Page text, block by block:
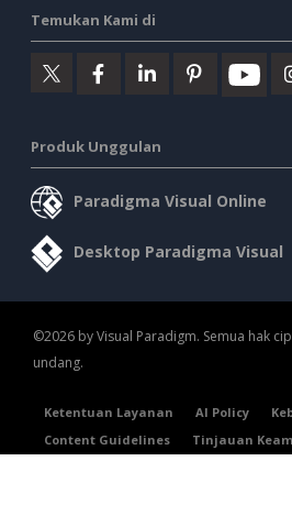
Temukan Kami di
Produk Unggulan
Paradigma Visual Online
Desktop Paradigma Visual
©2026 by Visual Paradigm. Semua hak
undang.
Ketentuan Layanan AI Policy
Content Guidelines
Tinjauan